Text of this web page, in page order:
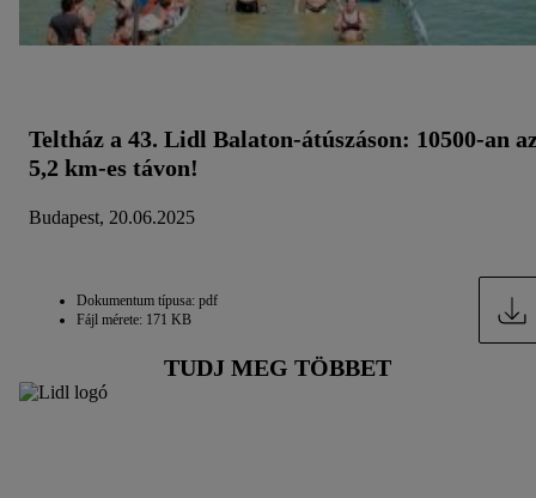
Teltház a 43. Lidl Balaton-átúszáson: 10500-an
5,2 km-es távon!
Budapest, 20.06.2025
Dokumentum típusa: pdf
Fájl mérete: 171 KB
TUDJ MEG TÖBBET
adatok tárolási idejéről és a hozzájárulásának bármikor, a
jövőre nézve történő visszavonásához való jogáról a